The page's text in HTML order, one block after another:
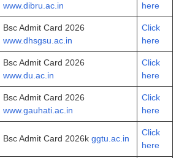
www.dibru.ac.in
here
Bsc Admit Card 2026
www.dhsgsu.ac.in
Click
here
Bsc Admit Card 2026
www.du.ac.in
Click
here
Bsc Admit Card 2026
www.gauhati.ac.in
Click
here
Bsc Admit Card 2026k ggtu.ac.in
Click
here